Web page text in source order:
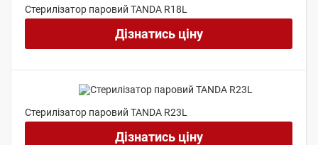
Стерилізатор паровий TANDA R18L
Дізнатись ціну
Стерилізатор паровий TANDA R23L
Дізнатись ціну